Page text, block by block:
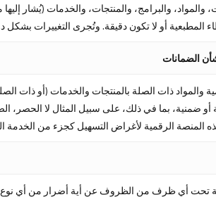
والمواد، والبرامج، والمنتجات، والخدمات (يُشار
الضمانات
والمواد ذات الصلة بالمنتجات والخدمات (أو
ضمنية، بما في ذلك، على سبيل المثال لا الحصر،
تحت أي ظرف من الظروف عن أية أضرار من أي نوع